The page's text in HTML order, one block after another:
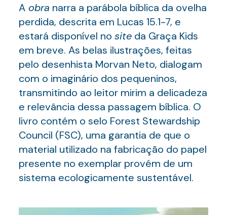
Aobra narra a parábola bíblica da ovelha
perdida, descrita em Lucas 15.1-7, e
estará disponível no siteda Graça Kids
em breve. As belas ilustrações, feitas
pelo desenhista Morvan Neto, dialogam
com o imaginário dos pequeninos,
transmitindo ao leitor mirim a delicadeza
e relevância dessa passagem bíblica. O
livro contém o selo Forest Stewardship
Council (FSC), uma garantia de que o
material utilizado na fabricação do papel
presente no exemplar provém de um
sistema ecologicamente sustentável.